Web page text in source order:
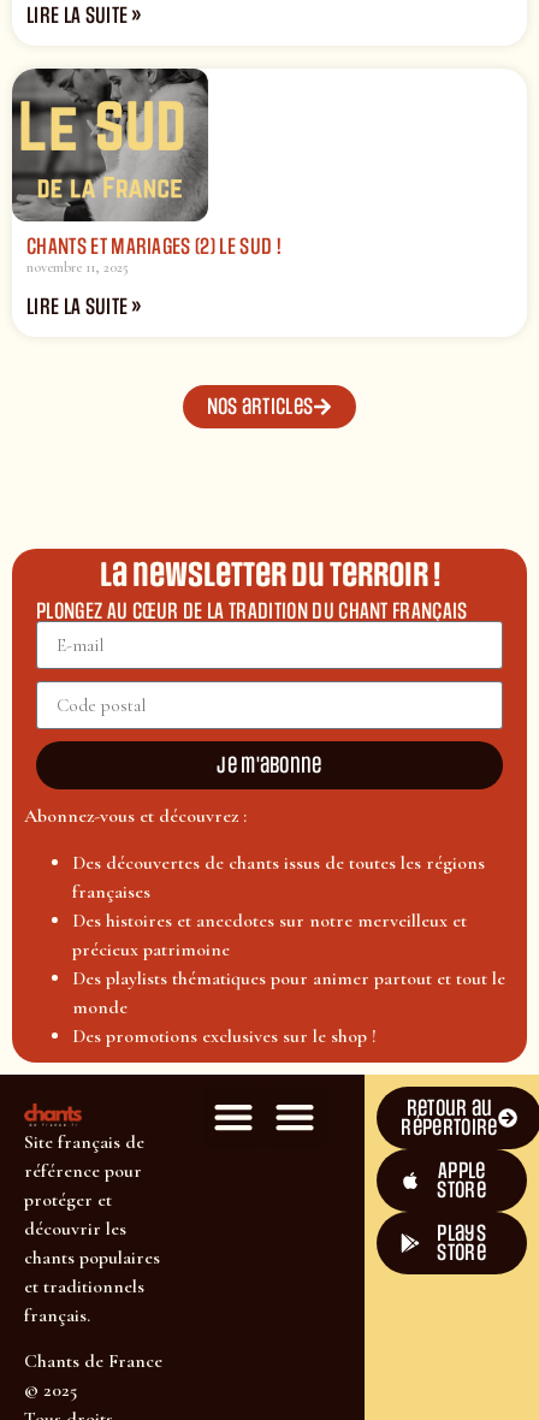
LIRE LA SUITE »
CHANTS ET MARIAGES (2) LE SUD !
novembre 11, 2025
LIRE LA SUITE »
Nos articles
La newsletter du terroir !
PLONGEZ AU CŒUR DE LA TRADITION DU CHANT FRANÇAIS
Je m'abonne
Abonnez-vous et découvrez :
Des découvertes de chants issus de toutes les régions
françaises
Des histoires et anecdotes sur notre merveilleux et
précieux patrimoine
Des playlists thématiques pour animer partout et tout le
monde
Des promotions exclusives sur le shop !
Site français de
référence pour
protéger et
découvrir les
chants populaires
et traditionnels
français.
Chants de France
© 2025
Retour au
répertoire
Apple
Store
plays
store